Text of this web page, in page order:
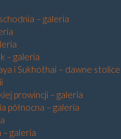
– galeria
– galeria
i Sukhothai – dawne stolice
prowincji – galeria
północna – galeria
– galeria